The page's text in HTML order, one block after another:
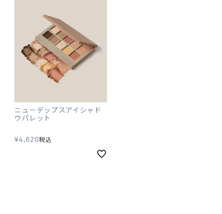
ニューデップスアイシャド
ウパレット
¥4,620税込